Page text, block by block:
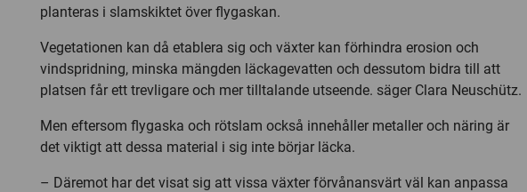
planteras i slamskiktet över flygaskan.
Vegetationen kan då etablera sig och växter kan förhindra erosion och
vindspridning, minska mängden läckagevatten och dessutom bidra till att
platsen får ett trevligare och mer tilltalande utseende. säger Clara Neuschütz.
Men eftersom flygaska och rötslam också innehåller metaller och näring är
det viktigt att dessa material i sig inte börjar läcka.
– Däremot har det visat sig att vissa växter förvånansvärt väl kan anpassa